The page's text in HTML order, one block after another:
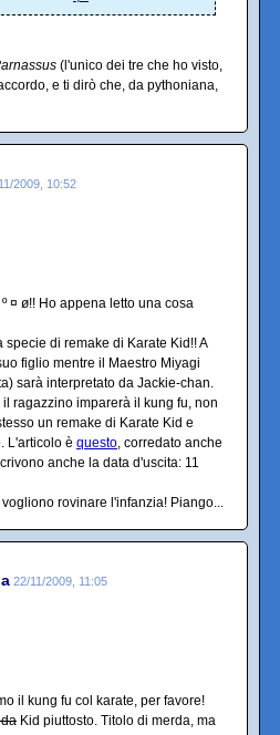
(l'unico dei tre che ho visto,
e ti dirò che, da pythoniana,
2009, 10:52
º ¤ ø!! Ho appena letto una cosa
di remake di Karate Kid!! A
figlio mentre il Maestro Miyagi
sarà interpretato da Jackie-chan.
ragazzino imparerà il kung fu, non
un remake di Karate Kid e
L'articolo è questo , corredato anche
anche la data d'uscita: 11
rovinare l'infanzia! Piango...
22/11/2009, 11:05
il kung fu col karate, per favore!
Kid piuttosto. Titolo di merda, ma